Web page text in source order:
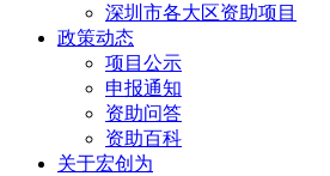
深圳市各大区资助项目
政策动态
项目公示
申报通知
资助问答
资助百科
关于宏创为